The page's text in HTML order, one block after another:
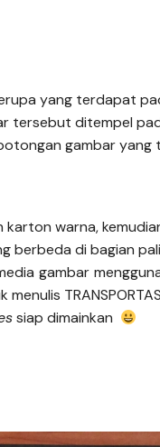
yang terdapat
tersebut ditempel
gambar yang
karton warna,
berbeda di bagian
gambar
siap dimainkan